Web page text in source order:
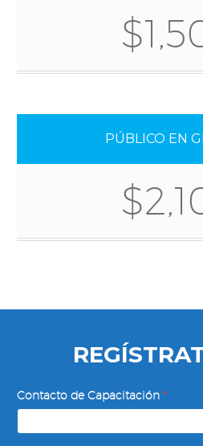
PÚBLICO EN
Autoestima
y
Seguridad
Contacto de Capacitación *